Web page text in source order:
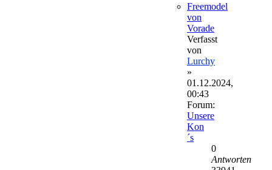
Freemodel
von
Vorade
Verfasst
von
Lurchy
»
01.12.2024,
00:43
Forum:
Unsere
Kon
´s
0
Antworten